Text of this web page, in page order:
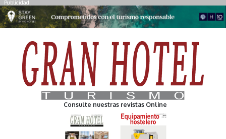
Publicidad
Consulte nuestras revistas Online